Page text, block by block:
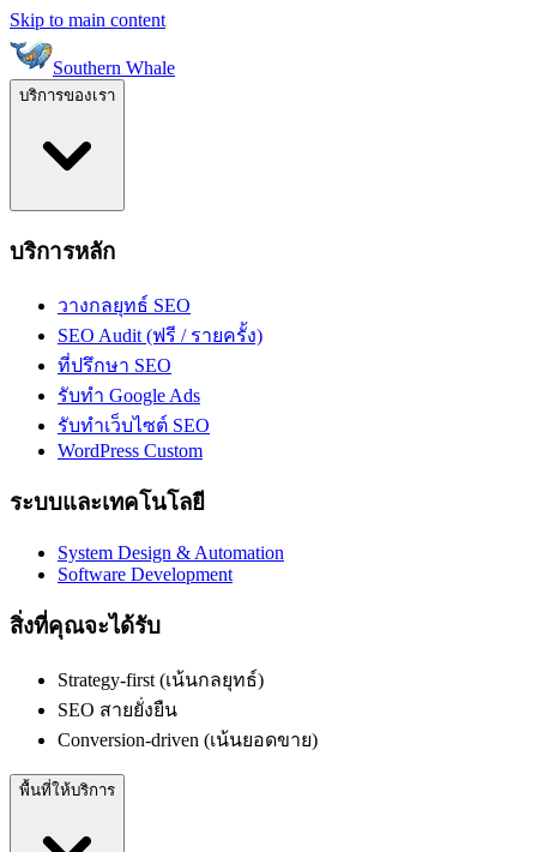
Skip to main content
Southern Whale
บริการของเรา
บริการหลัก
วางกลยุทธ์ SEO
SEO Audit (ฟรี / รายครั้ง)
ที่ปรึกษา SEO
รับทำ Google Ads
รับทำเว็บไซต์ SEO
WordPress Custom
ระบบและเทคโนโลยี
System Design & Automation
Software Development
สิ่งที่คุณจะได้รับ
Strategy-first (เน้นกลยุทธ์)
SEO สายยั่งยืน
Conversion-driven (เน้นยอดขาย)
พื้นที่ให้บริการ